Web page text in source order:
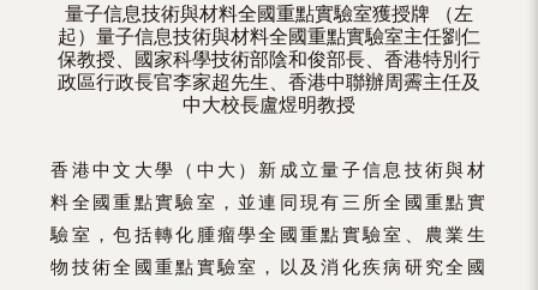
量子信息技術與材料全國重點實驗室獲授牌 （左
起）量子信息技術與材料全國重點實驗室主任劉仁
保教授、國家科學技術部陰和俊部長、香港特別行
政區行政長官李家超先生、香港中聯辦周霽主任及
中大校長盧煜明教授
香港中文大學（中大）新成立量子信息技術與材
料全國重點實驗室，並連同現有三所全國重點實
驗室，包括轉化腫瘤學全國重點實驗室、農業生
物技術全國重點實驗室，以及消化疾病研究全國